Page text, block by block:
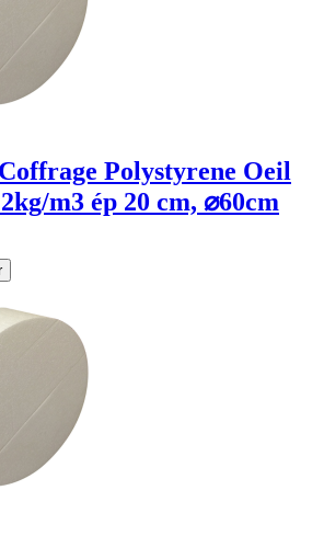
Polystyrene Oeil
m3 ép 20 cm, ⌀60cm